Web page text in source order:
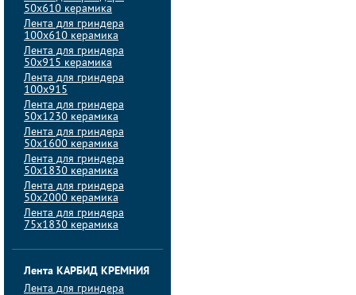
50х610 керамика
Лента для гриндера
100х610 керамика
Лента для гриндера
50х915 керамика
Лента для гриндера
100х915
Лента для гриндера
50х1230 керамика
Лента для гриндера
50х1600 керамика
Лента для гриндера
50х1830 керамика
Лента для гриндера
50х2000 керамика
Лента для гриндера
75х1830 керамика
Лента КАРБИД КРЕМНИЯ
Лента для гриндера